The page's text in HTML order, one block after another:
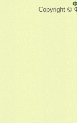
Copyright ©